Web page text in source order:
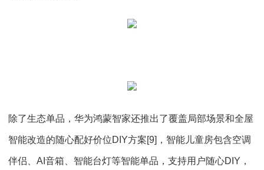
除了生态单品，华为鸿蒙智家还推出了覆盖局部场景和全屋
智能改造的随心配好价位DIY方案[9]，智能儿童房包含空调
伴侣、AI音箱、智能台灯等智能单品，支持用户随心DIY，